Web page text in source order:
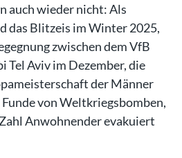
auch wieder nicht: Als
das Blitzeis im Winter 2025,
zwischen dem VfB
Tel Aviv im Dezember, die
der Männer
von Weltkriegsbomben,
Anwohnender evakuiert